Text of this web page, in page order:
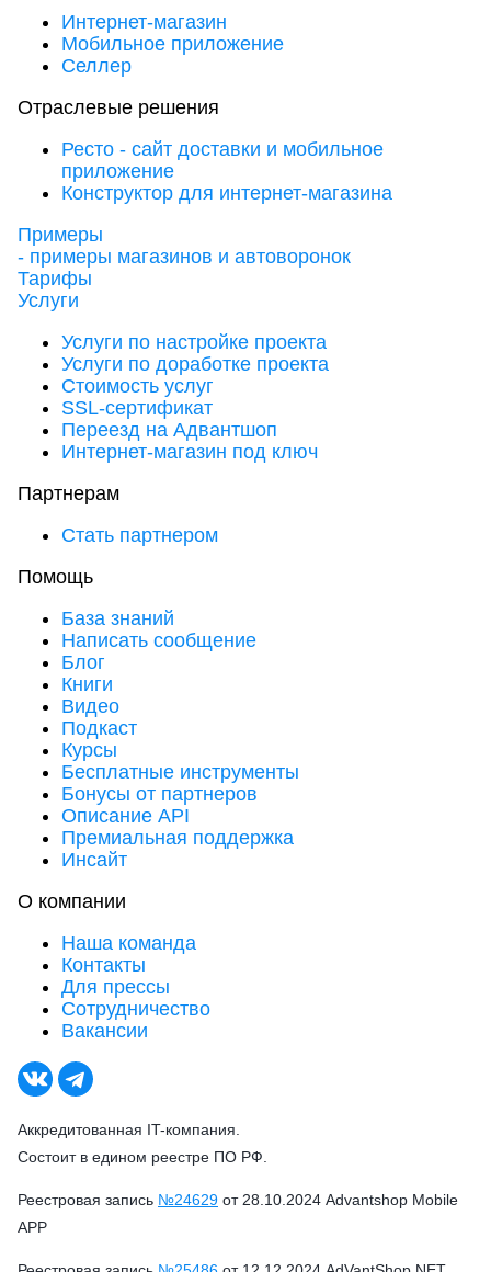
Интернет-магазин
Мобильное приложение
Селлер
Отраслевые решения
Ресто - сайт доставки и мобильное
приложение
Конструктор для интернет-магазина
Примеры
- примеры магазинов и автоворонок
Тарифы
Услуги
Услуги по настройке проекта
Услуги по доработке проекта
Стоимость услуг
SSL-сертификат
Переезд на Адвантшоп
Интернет-магазин под ключ
Партнерам
Стать партнером
Помощь
База знаний
Написать сообщение
Блог
Книги
Видео
Подкаст
Курсы
Бесплатные инструменты
Бонусы от партнеров
Описание API
Премиальная поддержка
Инсайт
О компании
Наша команда
Контакты
Для прессы
Сотрудничество
Вакансии
Аккредитованная IT-компания.
Состоит в едином реестре ПО РФ.
Реестровая запись №24629 от 28.10.2024 Advantshop Mobile
APP